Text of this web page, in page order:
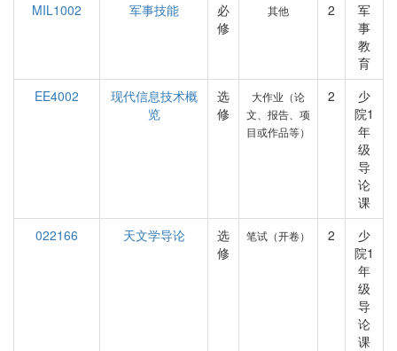
MIL1002
军事技能
必
修
其他 2
军
事
教
育
EE4002
现代信息技术概
览
选
修
大作业（论
文、报告、项
目或作品等）
2
少
院1
年
级
导
论
课
022166
天文学导论
选
修
笔试（开卷） 2
少
院1
年
级
导
论
课